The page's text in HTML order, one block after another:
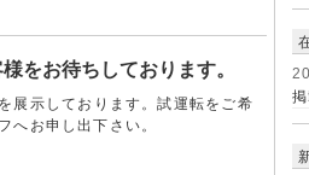
をお待ちしております。
を展示しております。試運転をご希
へお申し出下さい。